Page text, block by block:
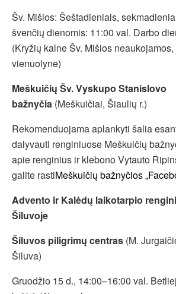
Šv. Mišios: Šeštadieniais,
švenčių dienomis: 11:00 val. Darbo
(Kryžių kalne Šv. Mišios
vienuolyne)
Meškuičių Šv. Vyskupo Stanislovo
bažnyčia (Meškuičiai, Šiaulių r.)
Rekomenduojama aplankyti šalia
dalyvauti renginiuose Meškuičių
apie renginius ir klebono Vytauto
galite rastiMeškuičių bažnyčios
Advento ir Kalėdų laikotarpio
Šiluvoje
Šiluvos piligrimų centras (M.
Šiluva)
Gruodžio 15 d., 14:00–16:00 val.